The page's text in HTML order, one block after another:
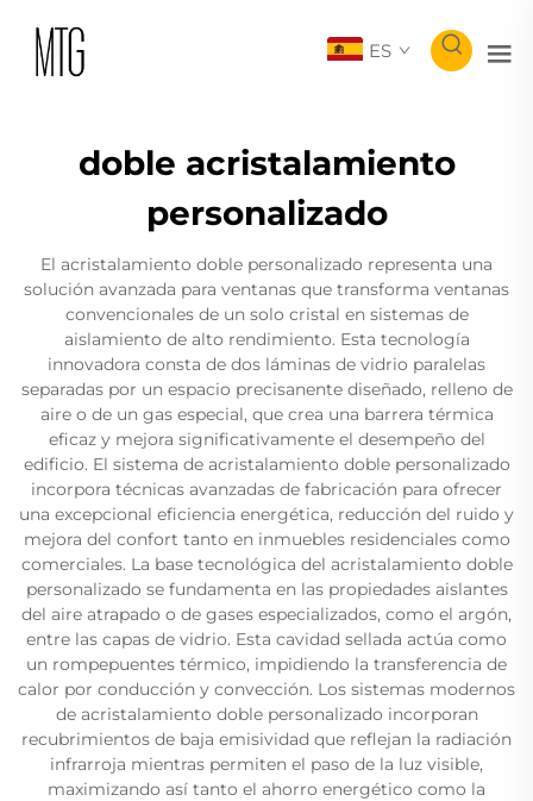
ES
doble acristalamiento
personalizado
El acristalamiento doble personalizado representa una
solución avanzada para ventanas que transforma ventanas
convencionales de un solo cristal en sistemas de
aislamiento de alto rendimiento. Esta tecnología
innovadora consta de dos láminas de vidrio paralelas
separadas por un espacio precisanente diseñado, relleno de
aire o de un gas especial, que crea una barrera térmica
eficaz y mejora significativamente el desempeño del
edificio. El sistema de acristalamiento doble personalizado
incorpora técnicas avanzadas de fabricación para ofrecer
una excepcional eficiencia energética, reducción del ruido y
mejora del confort tanto en inmuebles residenciales como
comerciales. La base tecnológica del acristalamiento doble
personalizado se fundamenta en las propiedades aislantes
del aire atrapado o de gases especializados, como el argón,
entre las capas de vidrio. Esta cavidad sellada actúa como
un rompepuentes térmico, impidiendo la transferencia de
calor por conducción y convección. Los sistemas modernos
de acristalamiento doble personalizado incorporan
recubrimientos de baja emisividad que reflejan la radiación
infrarroja mientras permiten el paso de la luz visible,
maximizando así tanto el ahorro energético como la